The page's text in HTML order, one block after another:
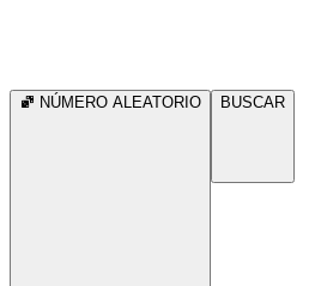
NÚMERO ALEATORIO BUSCAR